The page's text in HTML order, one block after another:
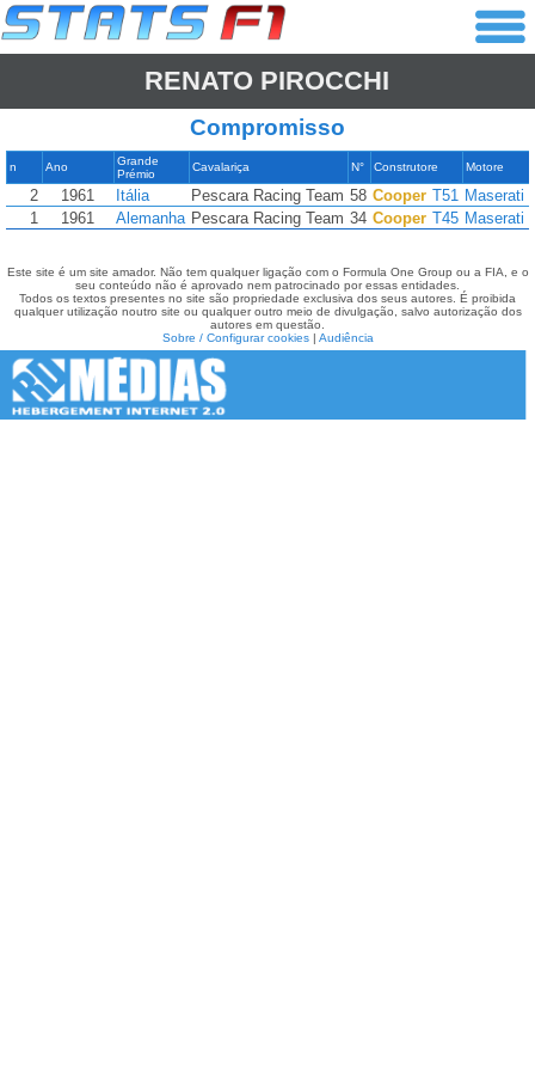
RENATO PIROCCHI
Compromisso
n Ano
Grande
Prémio
Cavalariça N° Construtore Motore
2 1961 Itália Pescara Racing Team 58 Cooper T51 Maserati
1
1961 Alemanha Pescara Racing Team 34 Cooper T45 Maserati
Este site é um site amador. Não tem qualquer ligação com o Formula One Group ou a FIA, e o
seu conteúdo não é aprovado nem patrocinado por essas entidades.
Todos os textos presentes no site são propriedade exclusiva dos seus autores. É proibida
qualquer utilização noutro site ou qualquer outro meio de divulgação, salvo autorização dos
autores em questão.
Sobre / Configurar cookies| Audiência